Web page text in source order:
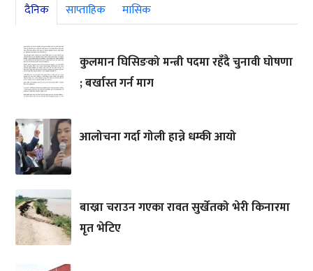
दैनिक साप्ताहिक मासिक
कुलमान घिसिङको मन्त्री पदमा रहँदै चुनावी घोषणा
; बर्खास्त गर्न माग
आलोचना गर्दा गोली हान्ने धम्की आयो
बाख्रा चराउन गएका रावत सुर्खेतको भेरी किनारमा
मृत भेटिए